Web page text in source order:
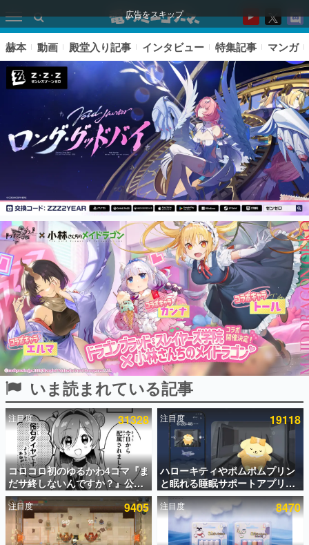
広告をスキップ
ピックアップ
電ファミのいま読まれている記事ランキング
アプリセール情報
インタビュー
連載・特集一覧
殿堂入り記事
SNS拡散数が数千以上！ ページビュー数万以上！ などな
ど。多くの人々に読まれた、電ファミ渾身の“殿堂入り”記
事をまとめました。
ゲームの企画書
名作ゲームクリエイターの方々に製作時のエピソードをお
聞きし、ヒットする企画（ゲーム）とは何か？を探ってい
きます。
赫本
この物語を解いてはいけない。『赫本』は、〈試験問題〉
の形をした短編ホラー小説集です。
赫本 動画 殿堂入り記事 インタビュー 特集記事 マンガ
いま読まれている記事
注目度 31328
コロコロ初のゆるかわ4コマ『ま
だサ終しないんですか？』公開
スタート。主人公は新入社員の
侘石ダイヤ、ゲーム会社を舞台
にトラブルへ対応する社員たち
を描く
注目度 19118
ハローキティやポムポムプリン
と眠れる睡眠サポートアプリ
『ゆめたび』が配信中。キャラ
ごとのASMRや目覚ましアラー
ムも搭載
注目度 9405 注目度 8470